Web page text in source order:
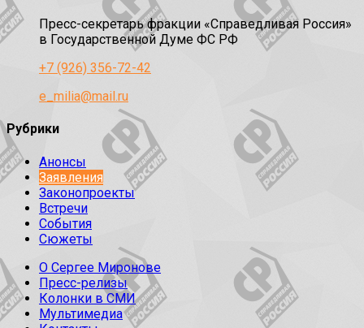
Пресс-секретарь фракции «Справедливая Россия»
в Государственной Думе ФС РФ
+7 (926) 356-72-42
e_milia@mail.ru
Рубрики
Анонсы
Заявления
Законопроекты
Встречи
События
Сюжеты
О Сергее Миронове
Пресс-релизы
Колонки в СМИ
Мультимедиа